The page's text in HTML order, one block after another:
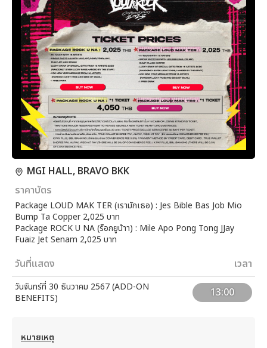
MGI HALL, BRAVO BKK
ราคาบัตร
Package LOUD MAK TER (เรามักเธอ) : Jes Bible Bas Job Mio
Bump Ta Copper 2,025 บาท
Package ROCK U NA (ร็อกยูน้าา) : Mile Apo Pong Tong JJay
Fuaiz Jet Senam 2,025 บาท
วันที่แสดง เวลา
วันจันทร์ที่ 30 ธันวาคม 2567 (ADD-ON
BENEFITS)
13:00
หมายเหตุ